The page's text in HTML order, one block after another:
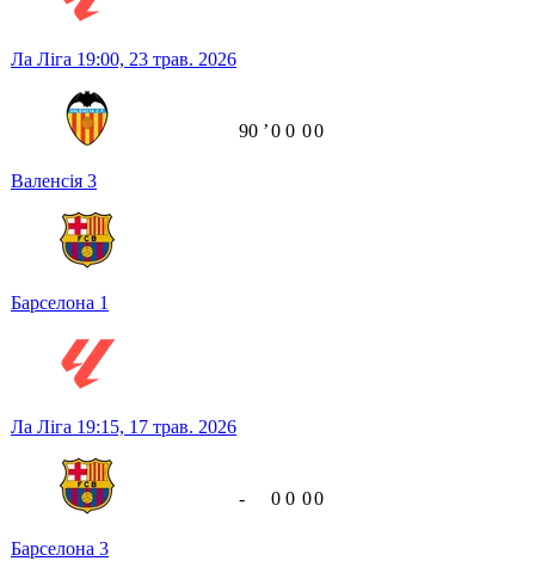
Ла Ліга 19:00, 23 трав. 2026
Валенсія 3
Барселона 1
90 ʼ0 0 00
Ла Ліга 19:15, 17 трав. 2026
Барселона 3
- 0 0 00